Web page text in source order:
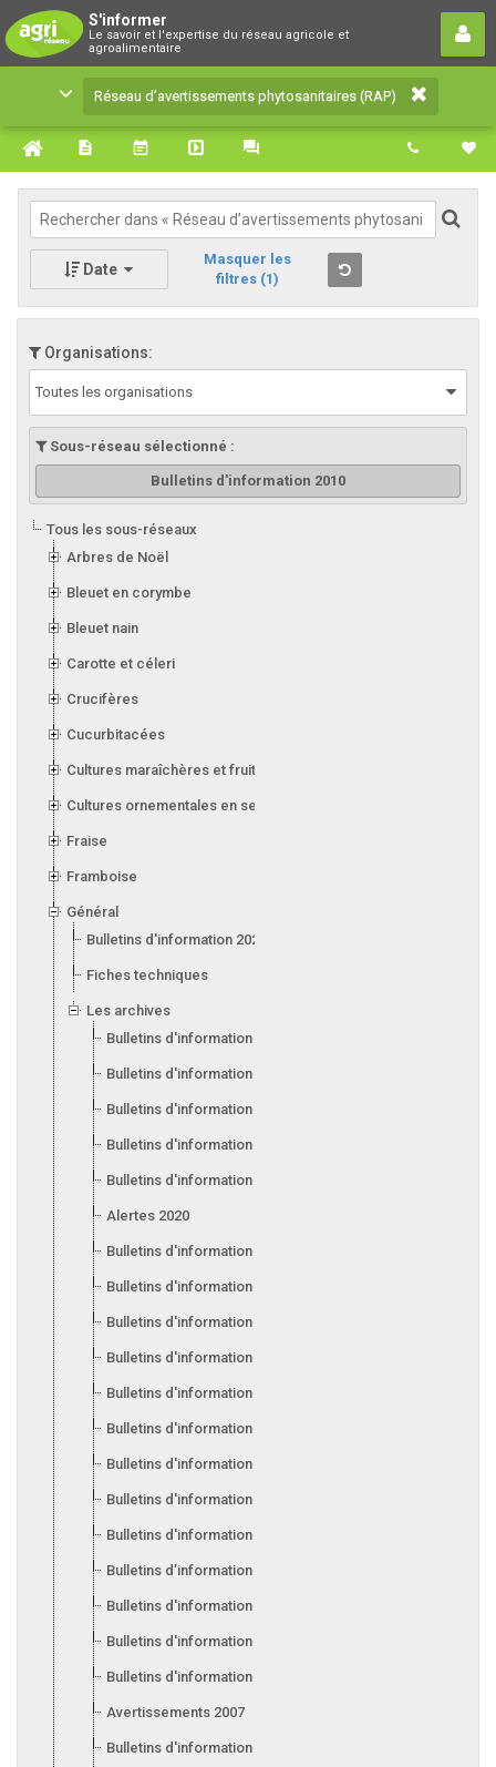
S'informer
Le savoir et l'expertise du réseau agricole et
agroalimentaire
Réseau d’avertissements
phytosanitaires (RAP)
Le savoir et l'expertise du réseau agricole et
agroalimentaire
Réseau d’avertissements phytosanitaires (RAP)
Date
Masquer les
filtres (1)
Organisations:
Toutes les organisations
Sous-réseau sélectionné :
Bulletins d'information 2010
Tous les sous-réseaux
Arbres de Noël
Bleuet en corymbe
Bleuet nain
Carotte et céleri
Crucifères
Cucurbitacées
Cultures maraîchères et fruitières en serre
Cultures ornementales en serre
Fraise
Framboise
Général
Bulletins d'information 2026
Fiches techniques
Les archives
Bulletins d'information 2025
Bulletins d'information 2024
Bulletins d'information 2023
Bulletins d'information 2022
Bulletins d'information 2021
Alertes 2020
Bulletins d'information 2020
Bulletins d'information 2019
Bulletins d'information 2018
Bulletins d'information 2017
Bulletins d'information 2016
Bulletins d'information 2015
Bulletins d'information 2014
Bulletins d'information 2013
Bulletins d'information 2012
Bulletins d’information 2011
Bulletins d'information 2010
Bulletins d'information 2009
Bulletins d'information 2008
Avertissements 2007
Bulletins d'information 2007